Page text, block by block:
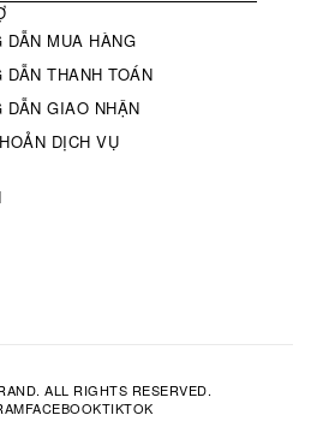
DẪN MUA HÀNG
DẪN THANH TOÁN
DẪN GIAO NHẬN
DỊCH VỤ
ALL RIGHTS RESERVED.
FACEBOOKTIKTOK